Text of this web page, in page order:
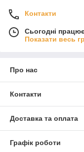
Контакти
Сьогодні
Показати весь
Про нас
Контакти
Доставка та оплата
Графік роботи